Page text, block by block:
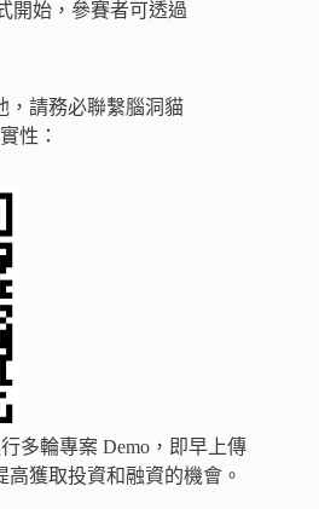
開始，參賽者可透過
請務必聯繫腦洞貓
性：
多輪專案 Demo，即早上傳
獲取投資和融資的機會。